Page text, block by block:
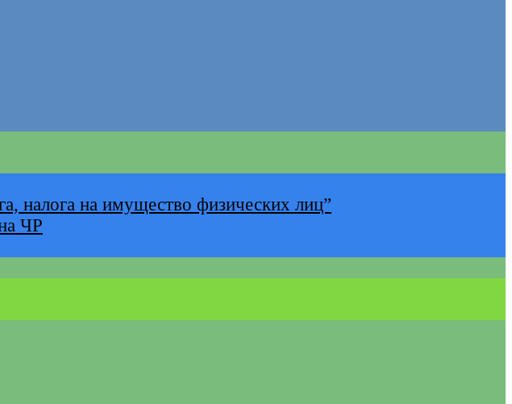
налога на имущество физических лиц”
ЧР